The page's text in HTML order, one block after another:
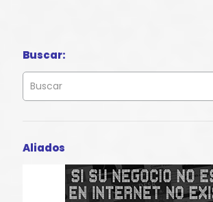
Buscar:
Aliados